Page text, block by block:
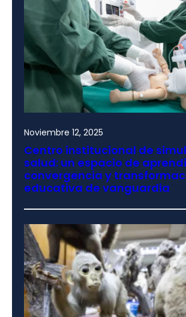
Noviembre 12, 2025
Centro institucional de
salud: un espacio de
convergencia y
educativa de vanguardia